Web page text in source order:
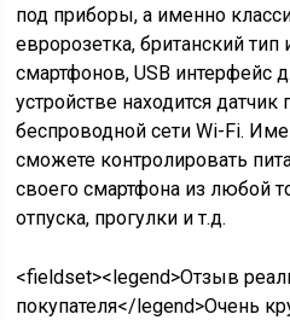
под приборы, а именно
евророзетка, британский тип
смартфонов, USB интерфейс
устройстве находится
беспроводной сети Wi-Fi.
сможете контролировать
своего смартфона из любой
отпуска, прогулки и т.д.
<fieldset><legend>Отзыв
покупателя</legend>Очень